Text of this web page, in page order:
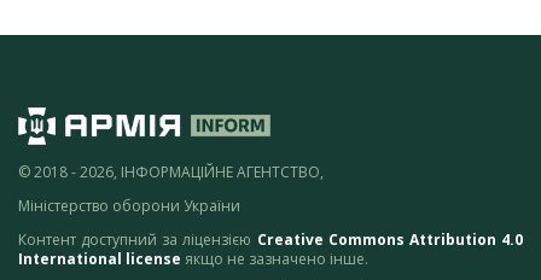
© 2018 - 2026, ІНФОРМАЦІЙНЕ АГЕНТСТВО,
Міністерство оборони України
Контент доступний за ліцензією Creative Commons Attribution 4.0
International license якщо не зазначено інше.